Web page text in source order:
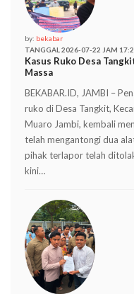
by: bekabar
TANGGAL 2026-07-22 JAM
Kasus Ruko Desa
Massa
BEKABAR.ID, JAMBI –
ruko di Desa Tangkit,
Muaro Jambi, kembali
telah mengantongi dua
pihak terlapor telah
kini…